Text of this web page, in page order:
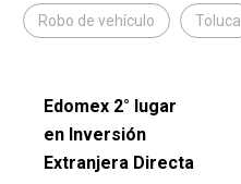
Robo de vehículo Toluca
Edomex 2° lugar
en Inversión
Extranjera Directa